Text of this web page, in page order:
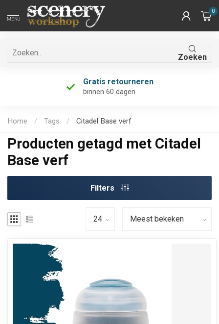
MENU
0
Zoeken
Gratis retourneren
binnen 60 dagen
Home / Tags / Citadel Base verf
Producten getagd met Citadel
Base verf
Filters